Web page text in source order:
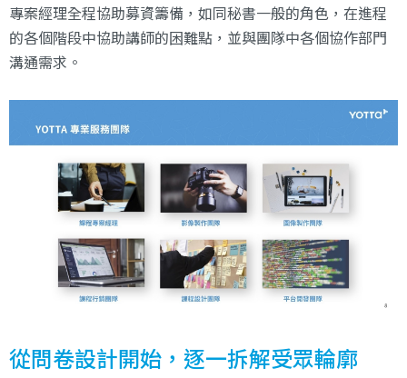
專案經理全程協助募資籌備，如同秘書一般的角色，在進程
的各個階段中協助講師的困難點，並與團隊中各個協作部門
溝通需求。
從問卷設計開始，逐一拆解受眾輪廓